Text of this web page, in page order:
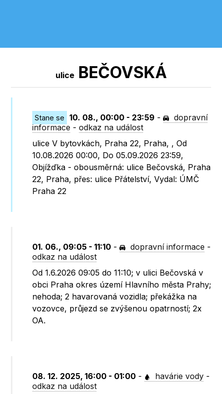
uliceBEČOVSKÁ
Stane se 10. 08., 00:00 - 23:59 -
dopravní
informace -odkaz na událost
ulice V bytovkách, Praha 22, Praha, , Od
10.08.2026 00:00, Do 05.09.2026 23:59,
Objížďka - obousměrná: ulice Bečovská, Praha
22, Praha, přes: ulice Přátelství, Vydal: ÚMČ
Praha 22
01. 06., 09:05 - 11:10 - dopravní informace -
odkaz na událost
Od 1.6.2026 09:05 do 11:10; v ulici Bečovská v
obci Praha okres území Hlavního města Prahy;
nehoda; 2 havarovaná vozidla; překážka na
vozovce, průjezd se zvýšenou opatrností; 2x
OA.
08. 12. 2025, 16:00 - 01:00 - havárie vody -
odkaz na událost